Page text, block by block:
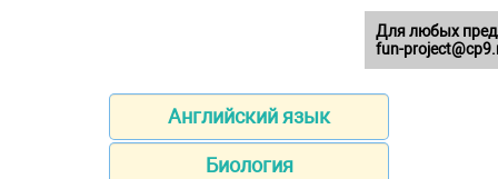
Английский язык
Биология
Для любых
fun-